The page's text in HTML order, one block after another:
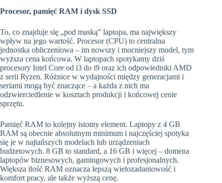
Procesor, pamięć RAM i dysk SSD
To, co znajduje się „pod maską” laptopa, ma największy
wpływ na jego wartość. Procesor (CPU) to centralna
jednostka obliczeniowa – im nowszy i mocniejszy model, tym
wyższa cena końcowa. W laptopach spotykamy dziś
procesory Intel Core od i3 do i9 oraz ich odpowiedniki AMD
z serii Ryzen. Różnice w wydajności między generacjami i
seriami mogą być znaczące – a każda z nich ma
odzwierciedlenie w kosztach produkcji i końcowej cenie
sprzętu.
Pamięć RAM to kolejny istotny element. Laptopy z 4 GB
RAM są obecnie absolutnym minimum i najczęściej spotyka
się je w najtańszych modelach lub urządzeniach
budżetowych. 8 GB to standard, a 16 GB i więcej – domena
laptopów biznesowych, gamingowych i profesjonalnych.
Większa ilość RAM oznacza lepszą wielozadaniowość i
komfort pracy, ale także wyższą cenę.